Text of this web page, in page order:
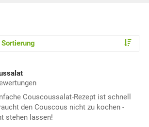
Sortierung
Couscoussalat-Rezept ist schnell
den Couscous nicht zu kochen -
stehen lassen!